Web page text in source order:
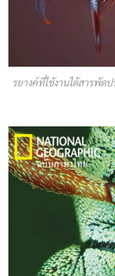
รยางค์ที่ใช้งานได้สารพัด